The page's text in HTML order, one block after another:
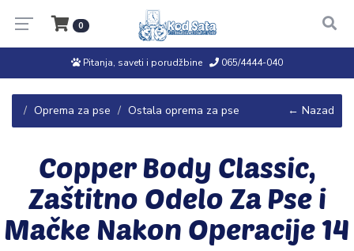
0
Pitanja, saveti i porudžbine 065/4444-040
Oprema za pse Ostala oprema za pse ← Nazad
Copper Body Classic,
Zaštitno Odelo Za Pse i
Mačke Nakon Operacije 14